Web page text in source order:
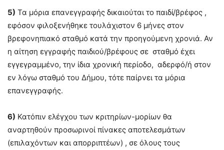
5) Τα μόρια επανεγγραφής δικαιούται το παιδί/βρέφος ,
εφόσον φιλοξενήθηκε τουλάχιστον 6 μήνες στον
βρεφονηπιακό σταθμό κατά την προηγούμενη χρονιά. Αν
η αίτηση εγγραφής παιδιού/βρέφους σε σταθμό έχει
εγγεγραμμένο, την ίδια χρονική περίοδο, αδερφό/ή στον
εν λόγω σταθμό του Δήμου, τότε παίρνει τα μόρια
επανεγγραφής.
6) Κατόπιν ελέγχου των κριτηρίων-μορίων θα
αναρτηθούν προσωρινοί πίνακες αποτελεσμάτων
(επιλαχόντων και απορριπτέων) , σε όλους τους